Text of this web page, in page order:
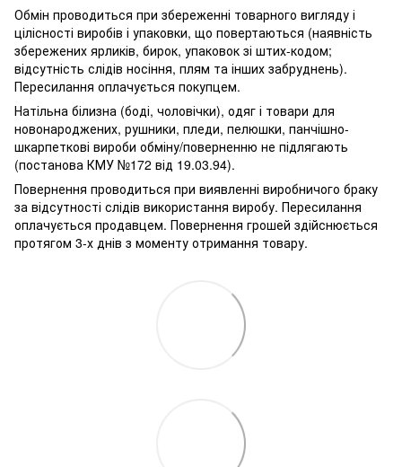
Обмін проводиться при збереженні товарного вигляду і
цілісності виробів і упаковки, що повертаються (наявність
збережених ярликів, бирок, упаковок зі штих-кодом;
відсутність слідів носіння, плям та інших забруднень).
Пересилання оплачується покупцем.
Натільна білизна (боді, чоловічки), одяг і товари для
новонароджених, рушники, пледи, пелюшки, панчішно-
шкарпеткові вироби обміну/поверненню не підлягають
(постанова КМУ №172 від 19.03.94).
Повернення проводиться при виявленні виробничого браку
за відсутності слідів використання виробу. Пересилання
оплачується продавцем. Повернення грошей здійснюється
протягом 3-х днів з моменту отримання товару.